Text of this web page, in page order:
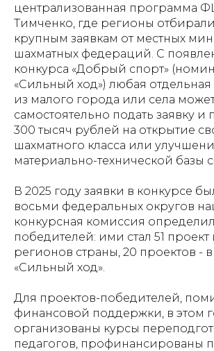
централизованная программа
Тимченко, где регионы
крупным заявкам от местных
шахматных федераций. С
конкурса «Добрый спорт»
«Сильный ход») любая
из малого города или села
самостоятельно подать заявку и
300 тысяч рублей на открытие
шахматного класса или
материально-технической базы
В 2025 году заявки в конкурсе
восьми федеральных округов
конкурсная комиссия
победителей: ими стал 51 проект
регионов страны, 20 проектов -
«Сильный ход».
Для проектов-победителей,
финансовой поддержки, в этом
организованы курсы
педагогов, профинансированы